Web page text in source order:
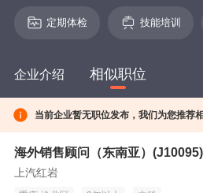
定期体检 技能培训
企业介绍 相似职位
当前企业暂无职位发布，我们为您推荐
海外销售顾问（东南亚）(J10095)
上汽红岩